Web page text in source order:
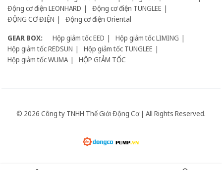
Động cơ điện LEONHARD
Động cơ điện TUNGLEE
ĐỘNG CƠ ĐIỆN
Động cơ điện Oriental
GEAR BOX:
Hộp giảm tốc EED
Hộp giảm tốc LIMING
Hộp giảm tốc REDSUN
Hộp giảm tốc TUNGLEE
Hộp giảm tốc WUMA
HỘP GIẢM TỐC
© 2026 Công ty TNHH Thế Giới Động Cơ | All Rights Reserved.